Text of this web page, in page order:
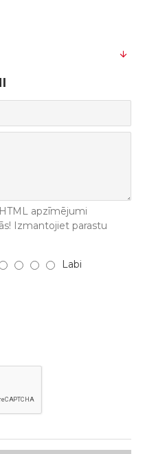
HTML apzīmējumi
Izmantojiet parastu
Labi